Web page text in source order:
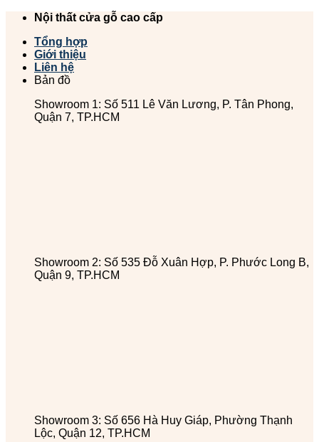
Chuyển
dung
Nội thất cửa gỗ cao cấp
Tổng hợp
Giới thiệu
Liên hệ
Bản đồ
Showroom 1: Số 511 Lê Văn Lương, P. Tân Phong,
Quận 7, TP.HCM
Showroom 2: Số 535 Đỗ Xuân Hợp, P. Phước Long B,
Quận 9, TP.HCM
Showroom 3: Số 656 Hà Huy Giáp, Phường Thạnh
Lộc, Quận 12, TP.HCM